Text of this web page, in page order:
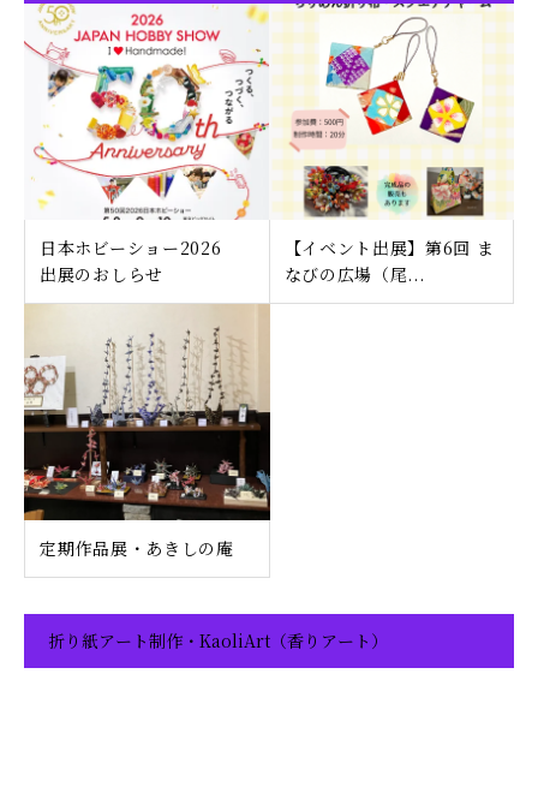
日本ホビーショー2026
出展のおしらせ
【イベント出展】第6回 ま
なびの広場（尾...
定期作品展・あきしの庵
折り紙アート制作・KaoliArt（香りアート）